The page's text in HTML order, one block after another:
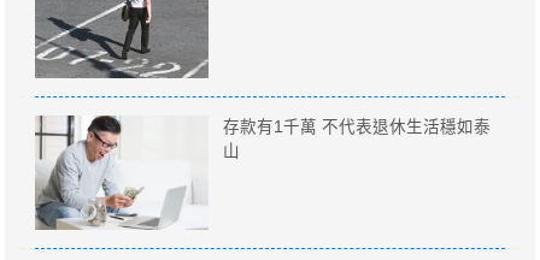
存款有1千萬 不代表退休生活穩如泰
山